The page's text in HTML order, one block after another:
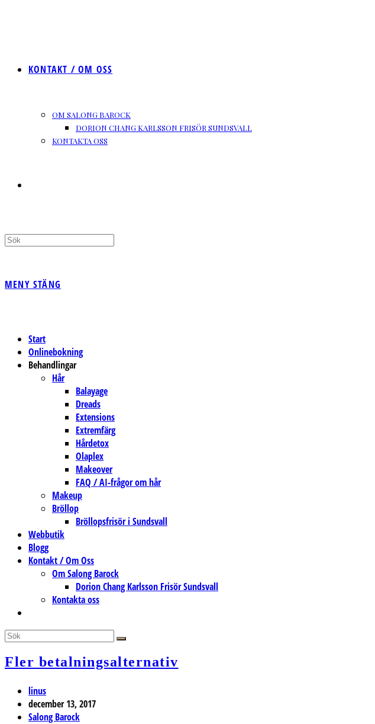
KONTAKT / OM OSS
OM SALONG BAROCK
DORION CHANG KARLSSON FRISÖR SUNDSVALL
KONTAKTA OSS
WEBBPLATSSÖKNING
MENY STÄNG
Start
Onlinebokning
Behandlingar
Hår
Balayage
Dreads
Extensions
Extremfärg
Hårdetox
Olaplex
Makeover
FAQ / AI-frågor om hår
Makeup
Bröllop
Bröllopsfrisör i Sundsvall
Webbutik
Blogg
Kontakt / Om Oss
Om Salong Barock
Dorion Chang Karlsson Frisör Sundsvall
Kontakta oss
Fler betalningsalternativ
Inläggsförfattare:
linus
Inlägget
publicerat:
december 13, 2017
Inläggskategori:
Salong Barock